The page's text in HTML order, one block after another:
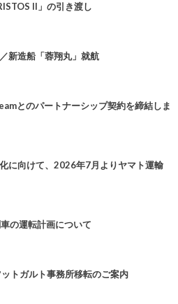
II」の引き渡し
新造船「蓉翔丸」就航
とのパートナーシップ契約を締結しま
に向けて、2026年7月よりヤマト運輸
の運転計画について
トガルト事務所移転のご案内